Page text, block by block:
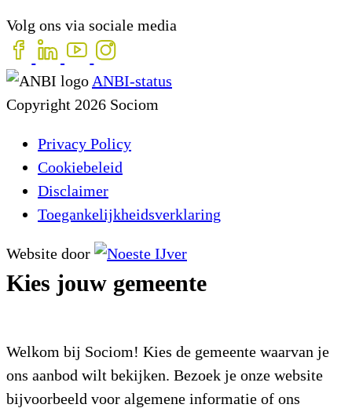
Volg ons via sociale media
ANBI-status
Copyright 2026 Sociom
Privacy Policy
Cookiebeleid
Disclaimer
Toegankelijkheidsverklaring
Website door
Kies jouw gemeente
Welkom bij Sociom! Kies de gemeente waarvan je
ons aanbod wilt bekijken. Bezoek je onze website
bijvoorbeeld voor algemene informatie of ons